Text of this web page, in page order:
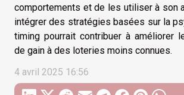
comportements et de les utiliser à son
intégrer des stratégies basées sur la
timing pourrait contribuer à améliorer
de gain à des loteries moins connues.
4 avril 2025 16:56